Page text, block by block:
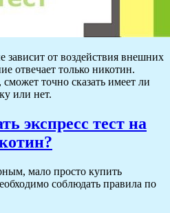
зависит от воздействия внешних
отвечает только никотин.
точно сказать имеет ли
или нет.
экспресс тест на
мало просто купить
соблюдать правила по